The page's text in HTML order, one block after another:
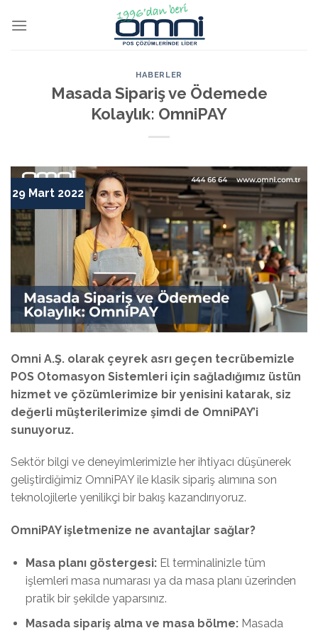
HABERLER
Masada Sipariş ve Ödemede
Kolaylık: OmniPAY
29 Mart 2022
Omni A.Ş. olarak çeyrek asrı geçen tecrübemizle
POS Otomasyon Sistemleri için sağladığımız üstün
hizmet ve çözümlerimize bir yenisini katarak, siz
değerli müşterilerimize şimdi de OmniPAY’i
sunuyoruz.
Sektör bilgi ve deneyimlerimizle her ihtiyacı düşünerek
geliştirdiğimiz OmniPAY ile klasik sipariş alımına son
teknolojilerle yenilikçi bir bakış kazandırıyoruz.
OmniPAY işletmenize ne avantajlar sağlar?
Masa planı göstergesi:El terminalinizle tüm
işlemleri masa numarası ya da masa planı üzerinden
pratik bir şekilde yaparsınız.
Masada sipariş alma ve masa bölme:Masada